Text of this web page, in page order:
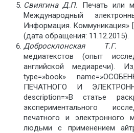
Свиягина Д.П. Печать или
Международный
Информация. Коммуникация»
(дата обращения: 11.12.2015).
Добросклонская Т.Г.
медиатекстов (опыт
английской медиаречи).
type=»book»
ПЕЧАТНОГО И
description=»В статье
экспериментального
печатного и электронного
людьми с применением